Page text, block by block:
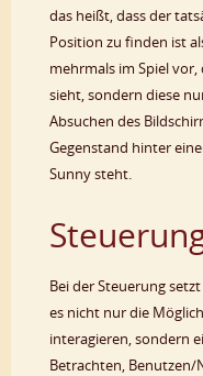
das heißt, dass der
Position zu finden ist
mehrmals im Spiel
sieht, sondern diese
Absuchen des
Gegenstand hinter
Sunny steht.
Bei der Steuerung
es nicht nur die
interagieren, sondern
Betrachten, Benutzen/